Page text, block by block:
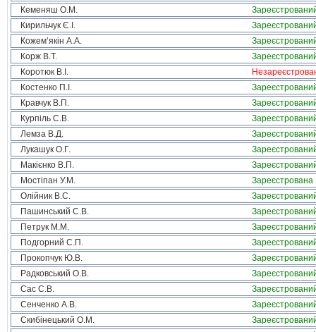
Кеменяш О.М.
Кирильчук Є.І.
Кожем’якін А.А.
Корж В.Т.
Коротюк В.І.
Костенко П.І.
Кравчук В.П.
Курпіль С.В.
Лемза В.Д.
Лукашук О.Г.
Макієнко В.П.
Мостіпан У.М.
Зареєстрована
Олійник В.С.
Пашинський С.В.
Петрук М.М.
Подгорний С.П.
Прокопчук Ю.В.
Радковський О.В.
Сас С.В.
Сенченко А.В.
Скибінецький О.М.